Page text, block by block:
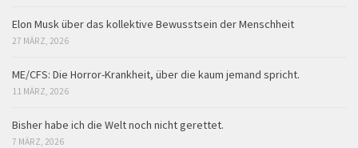
Elon Musk über das kollektive Bewusstsein der Menschheit
27 MÄRZ, 2026
ME/CFS: Die Horror-Krankheit, über die kaum jemand spricht.
11 MÄRZ, 2026
Bisher habe ich die Welt noch nicht gerettet.
7 MÄRZ, 2026